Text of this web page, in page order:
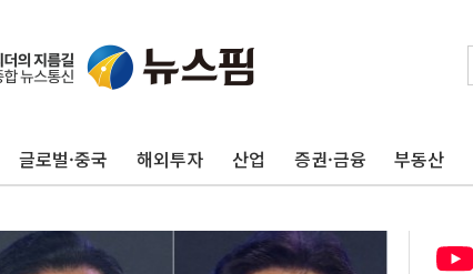
글로벌·중국 해외투자 산업 증권·금융 부동산